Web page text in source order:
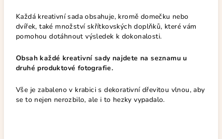
Každá kreativní sada obsahuje, kromě domečku nebo
dvířek, také množství skřítkovských doplňků, které vám
pomohou dotáhnout výsledek k dokonalosti.
Obsah každé kreativní sady najdete na seznamu u
druhé produktové fotografie.
Vše je zabaleno v krabici s dekorativní dřevitou vlnou, aby
se to nejen nerozbilo, ale i to hezky vypadalo.